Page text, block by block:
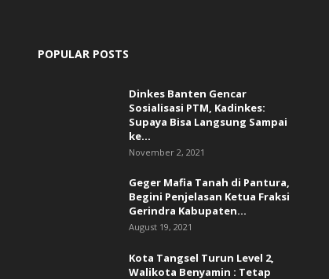
POPULAR POSTS
Dinkes Banten Gencar
Sosialisasi PTM, Kadinkes:
Supaya Bisa Langsung Sampai
ke...
November 2, 2021
Geger Mafia Tanah di Pantura,
Begini Penjelasan Ketua Fraksi
Gerindra Kabupaten...
August 19, 2021
Kota Tangsel Turun Level 2,
Walikota Benyamin : Tetap